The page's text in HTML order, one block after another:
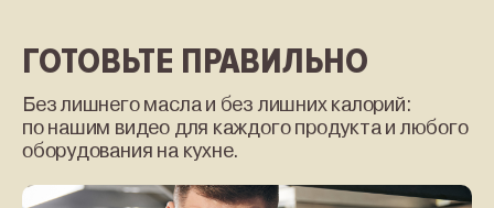
ГОТОВЬТЕ ПРАВИЛЬНО
Без лишнего масла и без лишних калорий:
по нашим видео для каждого продукта и любого
оборудования на кухне.